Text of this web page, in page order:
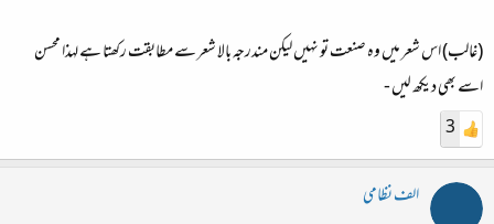
(غالب) اس شعر میں وہ صنعت تو نہیں لیکن مندرجہ بالا شعر سے مطابقت رکھتا ہے لہذا محسن
اسے بھی دیکھ لیں -
3
الف نظامی